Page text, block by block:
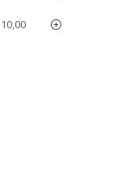
10,00